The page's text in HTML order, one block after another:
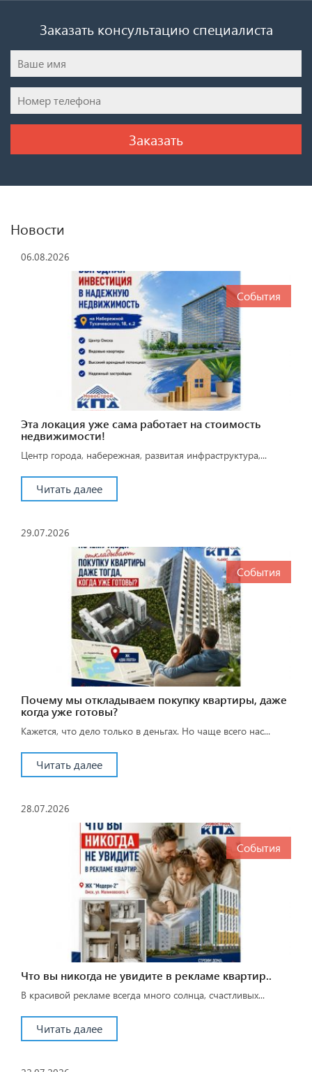
Заказать консультацию специалиста
Новости
06.08.2026
События
Эта локация уже сама работает на стоимость
недвижимости!
Центр города, набережная, развитая инфраструктура,...
Читать далее
29.07.2026
События
Почему мы откладываем покупку квартиры, даже
когда уже готовы?
Кажется, что дело только в деньгах. Но чаще всего нас...
Читать далее
28.07.2026
События
Что вы никогда не увидите в рекламе квартир..
В красивой рекламе всегда много солнца, счастливых...
Читать далее